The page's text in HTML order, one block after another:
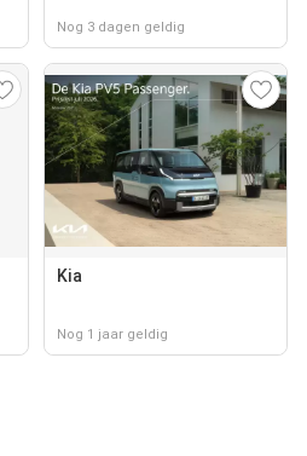
Nog 3 dagen geldig
Kia
Nog 1 jaar geldig